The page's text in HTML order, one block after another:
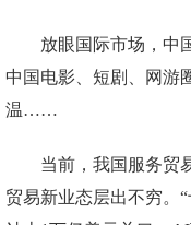
放眼国际市场，中
中国电影、短剧、网游
温……
当前，我国服务贸
贸易新业态层出不穷。